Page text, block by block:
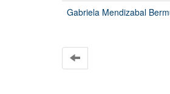
Gabriela Mendizabal